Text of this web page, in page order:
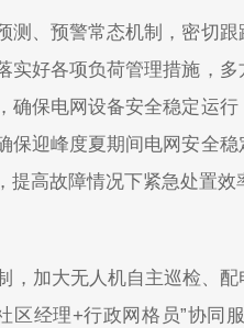
测、预警常态机制，密切
实好各项负荷管理措施，
确保电网设备安全稳定运
保迎峰度夏期间电网安全
高故障情况下紧急处置效
，加大无人机自主巡检、
经理+行政网格员”协同